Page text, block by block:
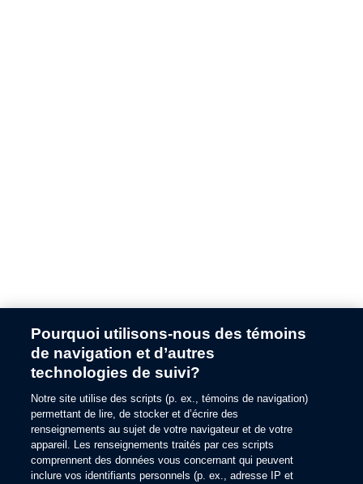
Application error: aclient-side exception has occurred while
loadingfr.ford.ca (see the browser console
Pourquoi utilisons-nous des témoins
de navigation et d’autres
technologies de suivi?
Notre site utilise des scripts (p. ex., témoins de navigation)
permettant de lire, de stocker et d’écrire des
renseignements au sujet de votre navigateur et de votre
appareil. Les renseignements traités par ces scripts
comprennent des données vous concernant qui peuvent
inclure vos identifiants personnels (p. ex., adresse IP et